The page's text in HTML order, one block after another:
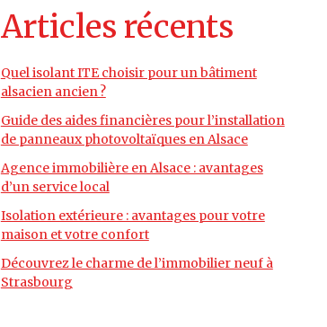
Articles récents
Quel isolant ITE choisir pour un bâtiment
alsacien ancien ?
Guide des aides financières pour l’installation
de panneaux photovoltaïques en Alsace
Agence immobilière en Alsace : avantages
d’un service local
Isolation extérieure : avantages pour votre
maison et votre confort
Découvrez le charme de l’immobilier neuf à
Strasbourg